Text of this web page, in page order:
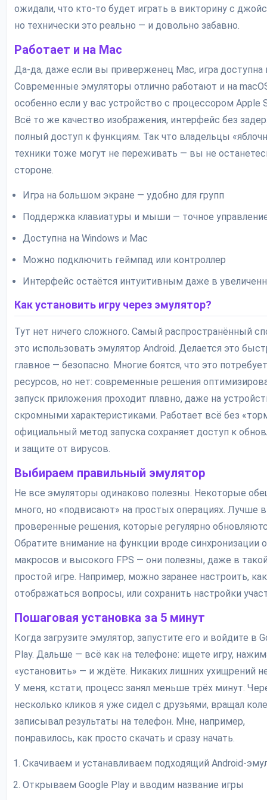
ожидали, что кто-то будет играть в викторину с
но технически это реально — и довольно забавно.
Работает и на Mac
Да-да, даже если вы приверженец Mac, игра доступна
Современные эмуляторы отлично работают и на
особенно если у вас устройство с процессором Apple
Всё то же качество изображения, интерфейс без
полный доступ к функциям. Так что владельцы
техники тоже могут не переживать — вы не
стороне.
Игра на большом экране — удобно для групп
Поддержка клавиатуры и мыши — точное
Доступна на Windows и Mac
Можно подключить геймпад или контроллер
Интерфейс остаётся интуитивным даже в
Как установить игру через эмулятор?
Тут нет ничего сложного. Самый распространённый
это использовать эмулятор Android. Делается это
главное — безопасно. Многие боятся, что это
ресурсов, но нет: современные решения
запуск приложения проходит плавно, даже на
скромными характеристиками. Работает всё без
официальный метод запуска сохраняет доступ к
и защите от вирусов.
Выбираем правильный эмулятор
Не все эмуляторы одинаково полезны. Некоторые
много, но «подвисают» на простых операциях. Лучше
проверенные решения, которые регулярно
Обратите внимание на функции вроде синхронизации
макросов и высокого FPS — они полезны, даже в
простой игре. Например, можно заранее настроить,
отображаться вопросы, или сохранить настройки
Пошаговая установка за 5 минут
Когда загрузите эмулятор, запустите его и войдите в
Play. Дальше — всё как на телефоне: ищете игру,
«установить» — и ждёте. Никаких лишних ухищрений
У меня, кстати, процесс занял меньше трёх минут.
несколько кликов я уже сидел с друзьями, вращал
записывал результаты на телефон. Мне, например,
понравилось, как просто скачать и сразу начать.
Скачиваем и устанавливаем подходящий Android-
Открываем Google Play и вводим название игры